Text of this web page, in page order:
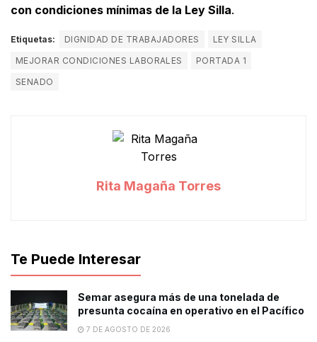
con condiciones mínimas de la Ley Silla.
Etiquetas: DIGNIDAD DE TRABAJADORES
LEY SILLA
MEJORAR CONDICIONES LABORALES
PORTADA 1
SENADO
Rita Magaña Torres
Te Puede Interesar
Semar asegura más de una tonelada de
presunta cocaína en operativo en el Pacífico
7 DE AGOSTO DE 2026